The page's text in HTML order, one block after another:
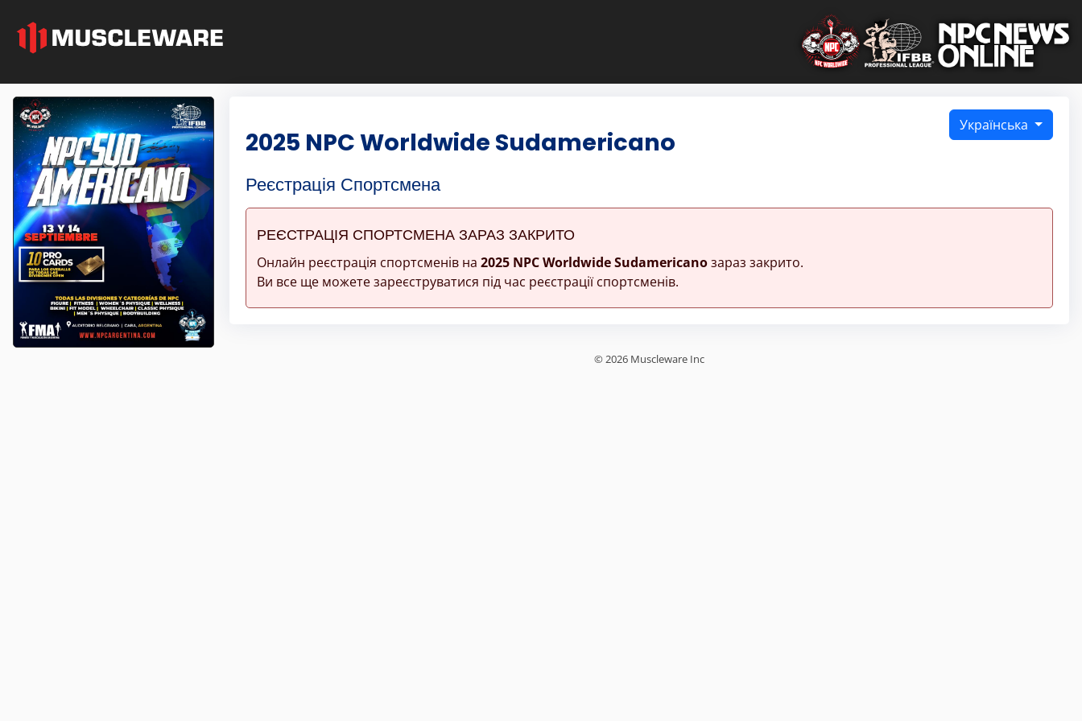
Українська
2025 NPC Worldwide Sudamericano
Реєстрація Спортсмена
РЕЄСТРАЦІЯ СПОРТСМЕНА ЗАРАЗ ЗАКРИТО
Онлайн реєстрація спортсменів на 2025 NPC Worldwide Sudamericanoзараз закрито.
Ви все ще можете зареєструватися під час реєстрації спортсменів.
© 2026 Muscleware Inc